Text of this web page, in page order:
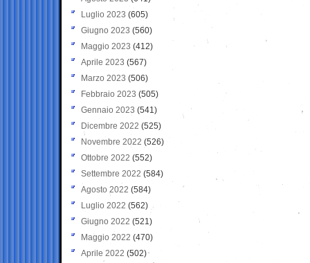
Luglio 2023 (605)
Giugno 2023 (560)
Maggio 2023 (412)
Aprile 2023 (567)
Marzo 2023 (506)
Febbraio 2023 (505)
Gennaio 2023 (541)
Dicembre 2022 (525)
Novembre 2022 (526)
Ottobre 2022 (552)
Settembre 2022 (584)
Agosto 2022 (584)
Luglio 2022 (562)
Giugno 2022 (521)
Maggio 2022 (470)
Aprile 2022 (502)